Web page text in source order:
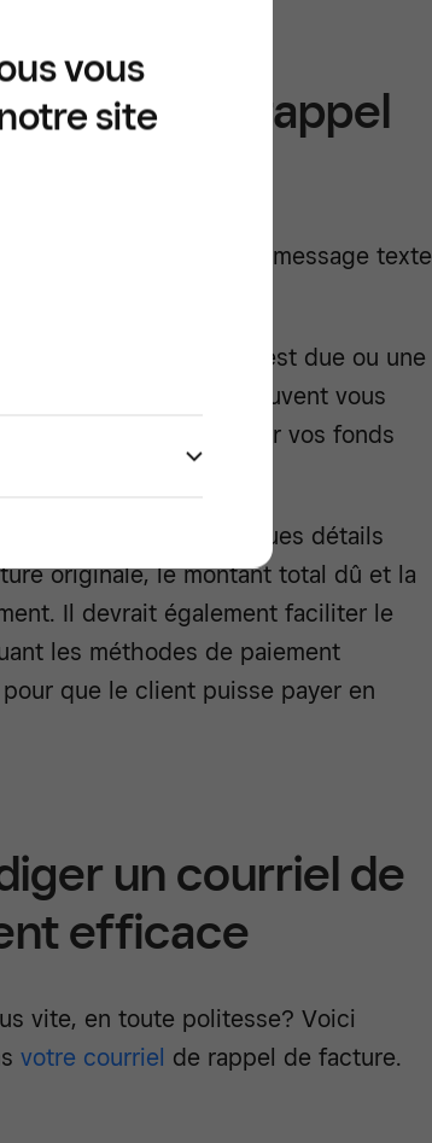
de rappel
est un courriel ou un message texte
de régler sa facture.
le jour où la facture est due ou une
ces messages peuvent vous
clients afin de recevoir vos fonds
devrait inclure quelques détails
originale, le montant total dû et la
Il devrait également faciliter le
les méthodes de paiement
que le client puisse payer en
un courriel de
efficace
vite, en toute politesse? Voici
votre courriel de rappel de facture.
vous
site